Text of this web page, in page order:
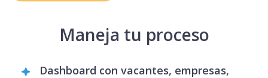
Maneja tu proceso
Dashboard con vacantes, empresas,